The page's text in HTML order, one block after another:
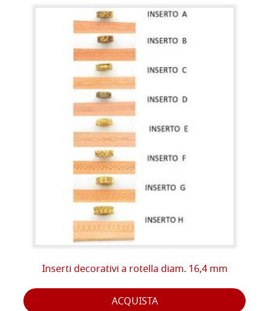
Inserti decorativi a rotella diam. 16,4 mm
ACQUISTA